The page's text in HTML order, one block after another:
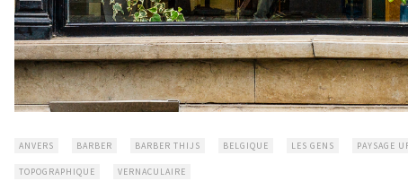
ANVERS BARBER BARBER THIJS BELGIQUE LES GENS PAYSAGE
TOPOGRAPHIQUE VERNACULAIRE